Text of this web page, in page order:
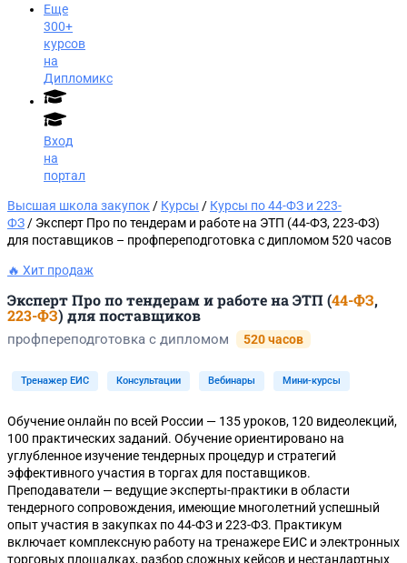
Заказать звонок
Еще
300+
курсов
на
Дипломикс
Вход
на
портал
Высшая школа закупок / Курсы / Курсы по 44-ФЗ и 223-
ФЗ / Эксперт Про по тендерам и работе на ЭТП (44-ФЗ, 223-ФЗ)
для поставщиков​ – профпереподготовка с дипломом 520 часов
🔥 Хит продаж
Эксперт Про по тендерам и работе на ЭТП (44-ФЗ,
223-ФЗ) для поставщиков
профпереподготовка с дипломом 520 часов
Тренажер ЕИС Консультации Вебинары Мини-курсы
Обучение онлайн по всей России — 135 уроков, 120 видеолекций,
100 практических заданий. Обучение ориентировано на
углубленное изучение тендерных процедур и стратегий
эффективного участия в торгах для поставщиков.
Преподаватели — ведущие эксперты-практики в области
тендерного сопровождения, имеющие многолетний успешный
опыт участия в закупках по 44-ФЗ и 223-ФЗ. Практикум
включает комплексную работу на тренажере ЕИС и электронных
торговых площадках, разбор сложных кейсов и нестандартных